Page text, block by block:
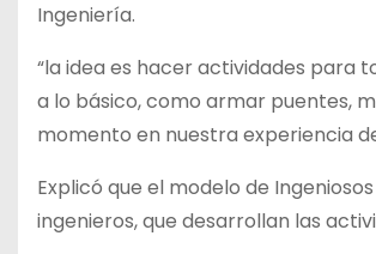
Ingeniería.
“la idea es hacer actividades para
a lo básico, como armar puentes,
momento en nuestra experiencia
Explicó que el modelo de
ingenieros, que desarrollan las